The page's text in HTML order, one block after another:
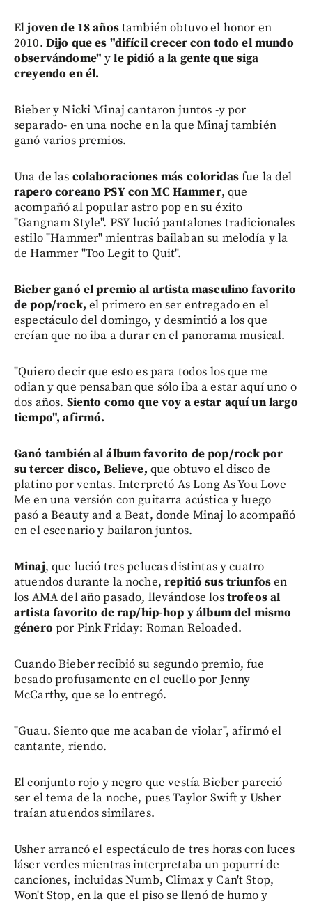
Eljoven de 18 añostambién obtuvo el honor en
2010. Dijo que es "difícil crecer con todo el mundo
observándome"yle pidió a la gente que siga
creyendo en él.
Bieber y Nicki Minaj cantaron juntos -y por
separado- en una noche en la que Minaj también
ganó varios premios.
Una de las colaboraciones más coloridasfue la del
rapero coreano PSY con MC Hammer, que
acompañó al popular astro pop en su éxito
"Gangnam Style". PSY lució pantalones tradicionales
estilo "Hammer" mientras bailaban su melodía y la
de Hammer "Too Legit to Quit".
Bieber ganó el premio al artista masculino favorito
de pop/rock, el primero en ser entregado en el
espectáculo del domingo, y desmintió a los que
creían que no iba a durar en el panorama musical.
"Quiero decir que esto es para todos los que me
odian y que pensaban que sólo iba a estar aquí uno o
dos años. Siento como que voy a estar aquí un largo
tiempo", afirmó.
Ganó también al álbum favorito de pop/rock por
su tercer disco, Believe, que obtuvo el disco de
platino por ventas. Interpretó As Long As You Love
Me en una versión con guitarra acústica y luego
pasó a Beauty and a Beat, donde Minaj lo acompañó
en el escenario y bailaron juntos.
Minaj, que lució tres pelucas distintas y cuatro
atuendos durante la noche, repitió sus triunfosen
los AMA del año pasado, llevándose lostrofeos al
artista favorito de rap/hip-hop y álbum del mismo
género por Pink Friday: Roman Reloaded.
Cuando Bieber recibió su segundo premio, fue
besado profusamente en el cuello por Jenny
McCarthy, que se lo entregó.
"Guau. Siento que me acaban de violar", afirmó el
cantante, riendo.
El conjunto rojo y negro que vestía Bieber pareció
ser el tema de la noche, pues Taylor Swift y Usher
traían atuendos similares.
Usher arrancó el espectáculo de tres horas con luces
láser verdes mientras interpretaba un popurrí de
canciones, incluidas Numb, Climax y Can't Stop,
Won't Stop, en la que el piso se llenó de humo y